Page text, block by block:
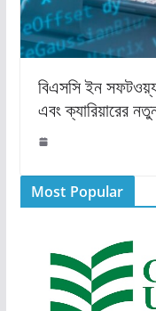
বিএসসি ইন
এবং ক্যারিয়ারের
Most Popular